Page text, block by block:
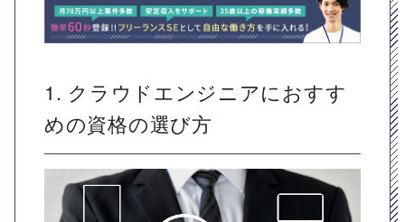
1. クラウドエンジニアにおすす
めの資格の選び方